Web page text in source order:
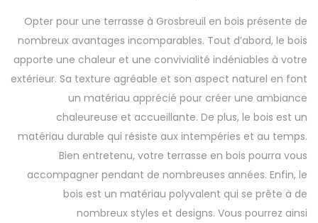
Opter pour une terrasse à Grosbreuil en bois présente de
nombreux avantages incomparables. Tout d’abord, le bois
apporte une chaleur et une convivialité indéniables à votre
extérieur. Sa texture agréable et son aspect naturel en font
un matériau apprécié pour créer une ambiance
chaleureuse et accueillante. De plus, le bois est un
matériau durable qui résiste aux intempéries et au temps.
Bien entretenu, votre terrasse en bois pourra vous
accompagner pendant de nombreuses années. Enfin, le
bois est un matériau polyvalent qui se prête à de
nombreux styles et designs. Vous pourrez ainsi